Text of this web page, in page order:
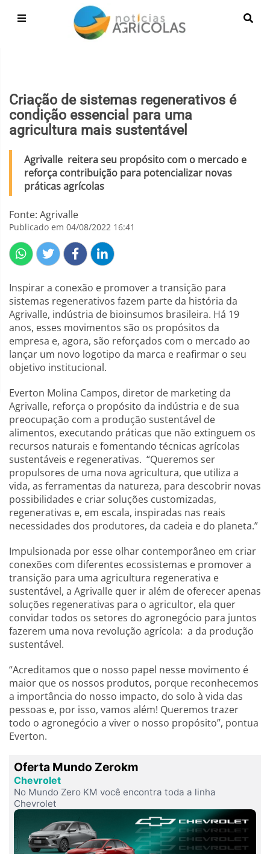
Criação de sistemas regenerativos é
condição essencial para uma
agricultura mais sustentável
Agrivalle reitera seu propósito com o mercado e
reforça contribuição para potencializar novas
práticas agrícolas
Fonte: Agrivalle
Publicado em 04/08/2022 16:41
Inspirar a conexão e promover a transição para
sistemas regenerativos fazem parte da história da
Agrivalle, indústria de bioinsumos brasileira. Há 19
anos, esses movimentos são os propósitos da
empresa e, agora, são reforçados com o mercado ao
lançar um novo logotipo da marca e reafirmar o seu
objetivo institucional.
Everton Molina Campos, diretor de marketing da
Agrivalle, reforça o propósito da indústria e de sua
preocupação com a produção sustentável de
alimentos, executando práticas que não extinguem os
recursos naturais e fomentando técnicas agrícolas
sustentáveis e regenerativas. “Queremos ser
propulsores de uma nova agricultura, que utiliza a
vida, as ferramentas da natureza, para descobrir novas
possibilidades e criar soluções customizadas,
regenerativas e, em escala, inspiradas nas reais
necessidades dos produtores, da cadeia e do planeta.”
Impulsionada por esse olhar contemporâneo em criar
conexões com diferentes ecossistemas e promover a
transição para uma agricultura regenerativa e
sustentável, a Agrivalle quer ir além de oferecer apenas
soluções regenerativas para o agricultor, ela quer
convidar todos os setores do agronegócio para juntos
fazerem uma nova revolução agrícola: a da produção
sustentável.
“Acreditamos que o nosso papel nesse movimento é
maior que os nossos produtos, porque reconhecemos
a importância do nosso impacto, do solo à vida das
pessoas e, por isso, vamos além! Queremos trazer
todo o agronegócio a viver o nosso propósito”, pontua
Everton.